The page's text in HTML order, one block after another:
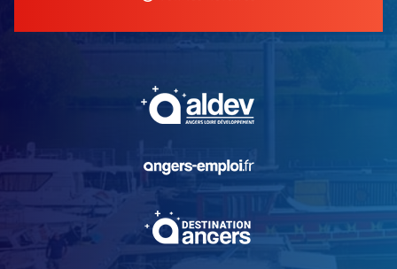
, Ouvre une nouvelle